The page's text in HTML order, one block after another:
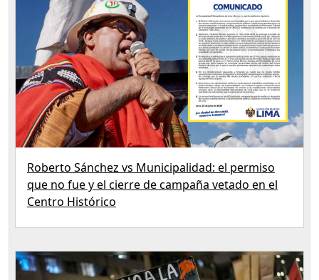
Roberto Sánchez vs Municipalidad: el permiso
que no fue y el cierre de campaña vetado en el
Centro Histórico